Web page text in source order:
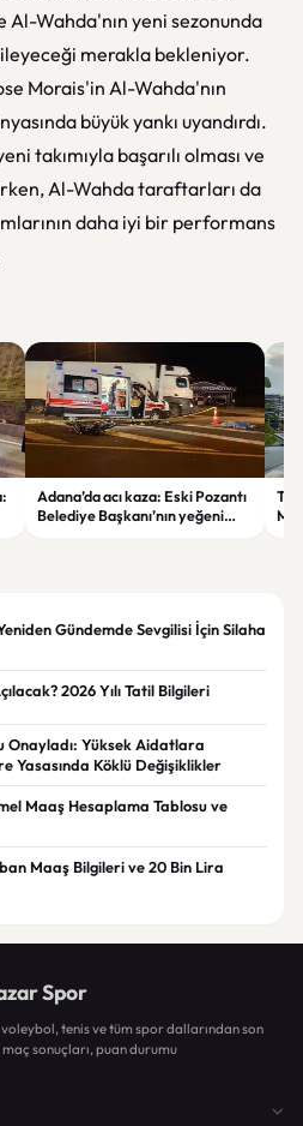
Wahda'nın yeni sezonunda
merakla bekleniyor.
Morais'in Al-Wahda'nın
büyük yankı uyandırdı.
takımıyla başarılı olması ve
Al-Wahda taraftarları da
daha iyi bir performans
Adana’da acı kaza: Eski Pozantı
Belediye Başkanı’nın yeğeni
Gündemde Sevgilisi İçin Silaha
2026 Yılı Tatil Bilgileri
Onayladı: Yüksek Aidatlara
Yasasında Köklü Değişiklikler
Maaş Hesaplama Tablosu ve
Maaş Bilgileri ve 20 Bin Lira
Spor
tenis ve tüm spor dallarından son
sonuçları, puan durumu